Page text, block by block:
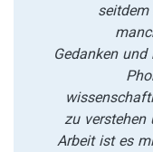
Gedanken
zu verstehen
Arbeit ist es